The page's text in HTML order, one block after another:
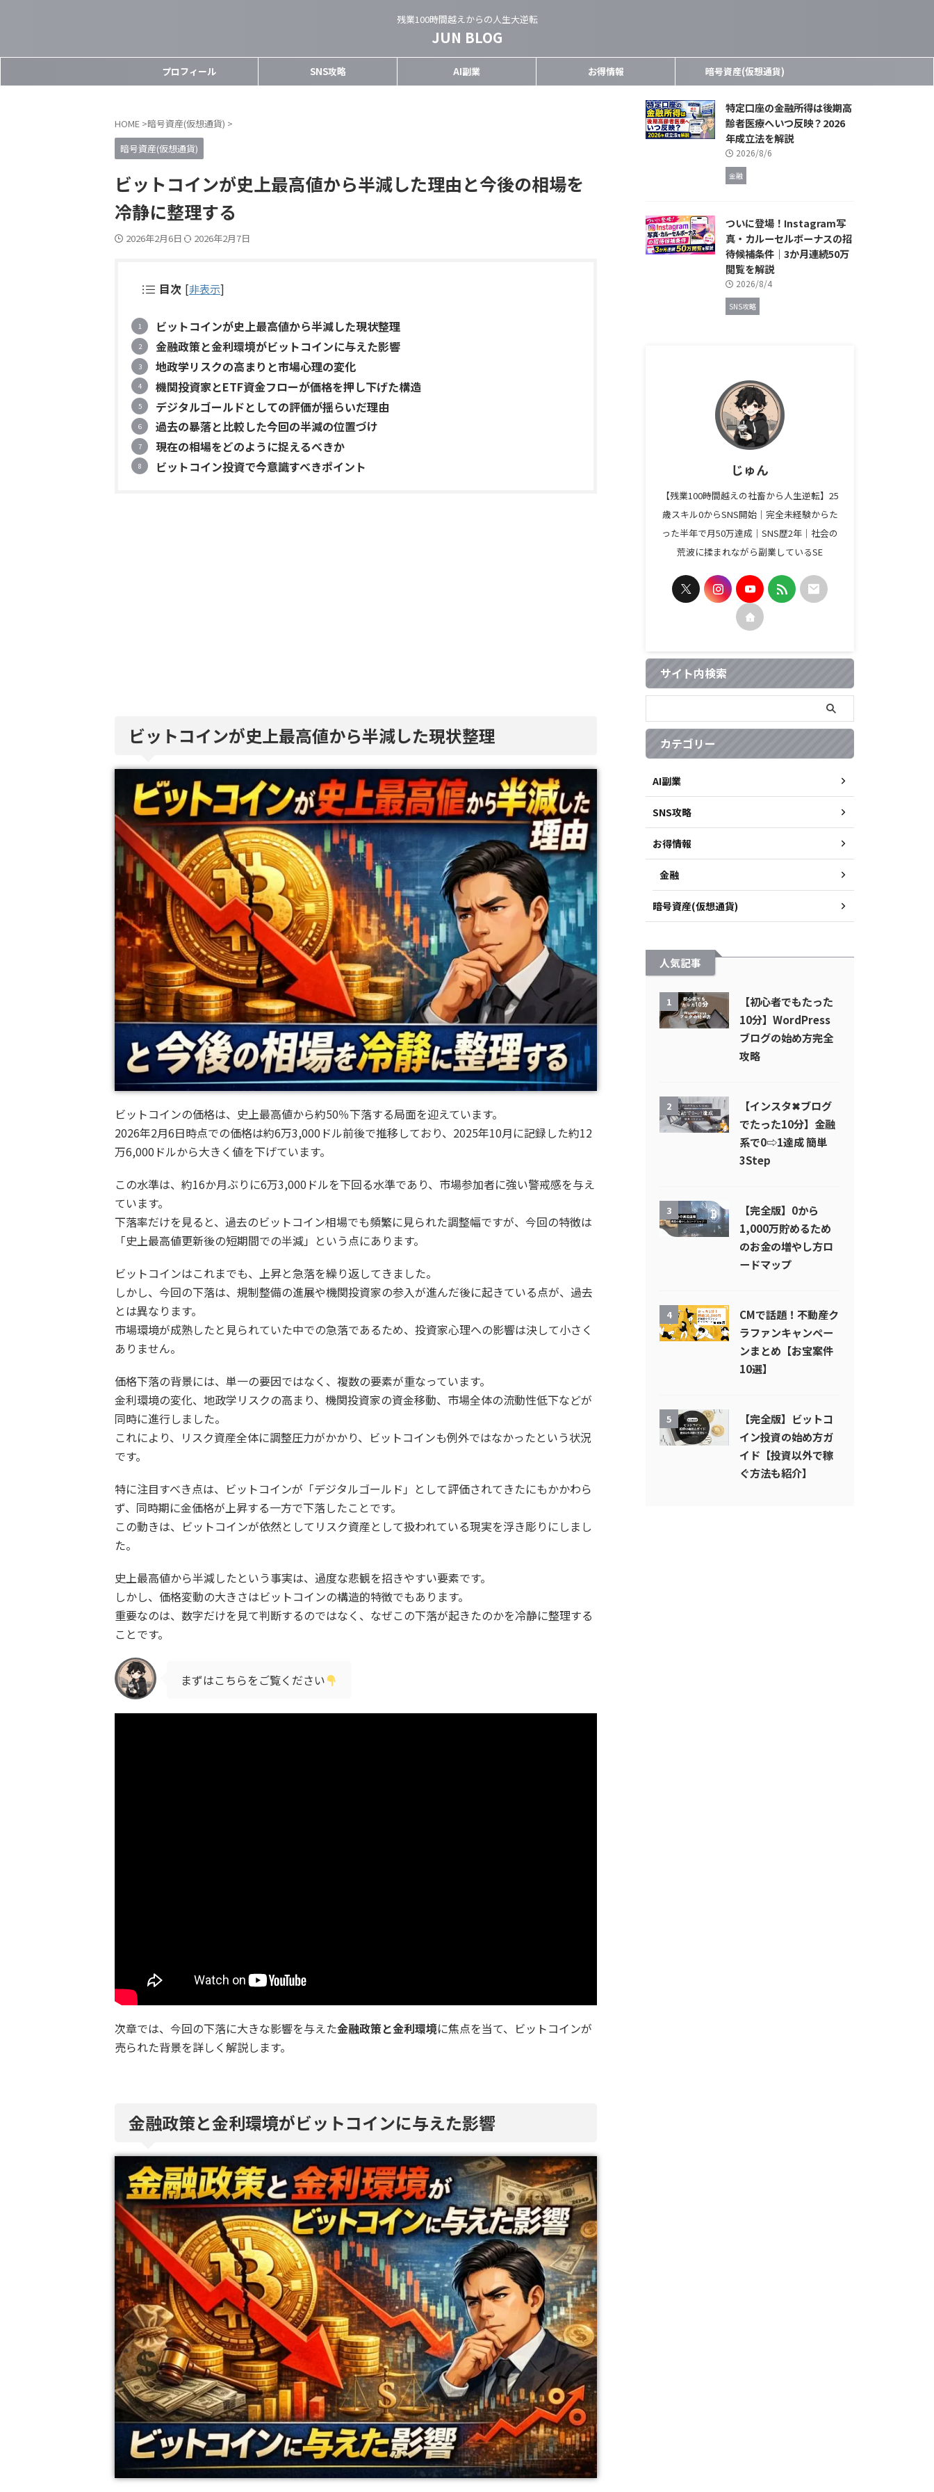
残業100時間越えからの人生大逆転
JUN BLOG
プロフィール SNS攻略 AI副業 お得情報 暗号資産(仮想通貨)
HOME >暗号資産(仮想通貨) >
暗号資産(仮想通貨)
ビットコインが史上最高値から半減した理由と今後の相場を
冷静に整理する
2026年2月6日 2026年2月7日
目次 [非表示]
ビットコインが史上最高値から半減した現状整理
金融政策と金利環境がビットコインに与えた影響
地政学リスクの高まりと市場心理の変化
機関投資家とETF資金フローが価格を押し下げた構造
デジタルゴールドとしての評価が揺らいだ理由
過去の暴落と比較した今回の半減の位置づけ
現在の相場をどのように捉えるべきか
ビットコイン投資で今意識すべきポイント
ビットコインが史上最高値から半減した現状整理
ビットコインの価格は、史上最高値から約50％下落する局面を迎えています。
2026年2月6日時点での価格は約6万3,000ドル前後で推移しており、2025年10月に記録した約12
万6,000ドルから大きく値を下げています。
この水準は、約16か月ぶりに6万3,000ドルを下回る水準であり、市場参加者に強い警戒感を与え
ています。
下落率だけを見ると、過去のビットコイン相場でも頻繁に見られた調整幅ですが、今回の特徴は
「史上最高値更新後の短期間での半減」という点にあります。
ビットコインはこれまでも、上昇と急落を繰り返してきました。
しかし、今回の下落は、規制整備の進展や機関投資家の参入が進んだ後に起きている点が、過去
とは異なります。
市場環境が成熟したと見られていた中での急落であるため、投資家心理への影響は決して小さく
ありません。
価格下落の背景には、単一の要因ではなく、複数の要素が重なっています。
金利環境の変化、地政学リスクの高まり、機関投資家の資金移動、市場全体の流動性低下などが
同時に進行しました。
これにより、リスク資産全体に調整圧力がかかり、ビットコインも例外ではなかったという状況
です。
特に注目すべき点は、ビットコインが「デジタルゴールド」として評価されてきたにもかかわら
ず、同時期に金価格が上昇する一方で下落したことです。
この動きは、ビットコインが依然としてリスク資産として扱われている現実を浮き彫りにしまし
た。
史上最高値から半減したという事実は、過度な悲観を招きやすい要素です。
しかし、価格変動の大きさはビットコインの構造的特徴でもあります。
重要なのは、数字だけを見て判断するのではなく、なぜこの下落が起きたのかを冷静に整理する
ことです。
まずはこちらをご覧ください
次章では、今回の下落に大きな影響を与えた金融政策と金利環境に焦点を当て、ビットコインが
売られた背景を詳しく解説します。
金融政策と金利環境がビットコインに与えた影響
特定口座の金融所得は後期高
齢者医療へいつ反映？2026
年成立法を解説
2026/8/6
金融
ついに登場！Instagram写
真・カルーセルボーナスの招
待候補条件｜3か月連続50万
閲覧を解説
2026/8/4
SNS攻略
じゅん
【残業100時間越えの社畜から人生逆転】25
歳スキル0からSNS開始｜完全未経験からた
った半年で月50万達成｜SNS歴2年｜社会の
荒波に揉まれながら副業しているSE
サイト内検索
カテゴリー
AI副業
SNS攻略
お得情報
金融
暗号資産(仮想通貨)
人気記事
1
【初心者でもたった
10分】WordPress
ブログの始め方完全
攻略
2
【インスタ✖︎ブログ
でたった10分】金融
系で0⇨1達成 簡単
3Step
3
【完全版】0から
1,000万貯めるため
のお金の増やし方ロ
ードマップ
4
CMで話題！不動産ク
ラファンキャンペー
ンまとめ【お宝案件
10選】
5
【完全版】ビットコ
イン投資の始め方ガ
イド【投資以外で稼
ぐ方法も紹介】